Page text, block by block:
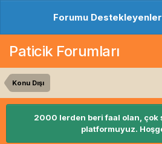
Forumu
Paticik Forumları
Konu Dışı
2000 lerden beri faal olan, çok
platformuyuz.